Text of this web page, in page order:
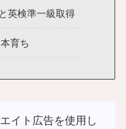
英検準一級取得
育ち
イト広告を使用し